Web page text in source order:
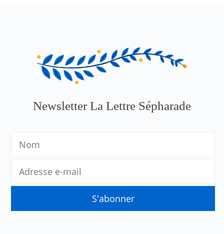
Newsletter La Lettre Sépharade